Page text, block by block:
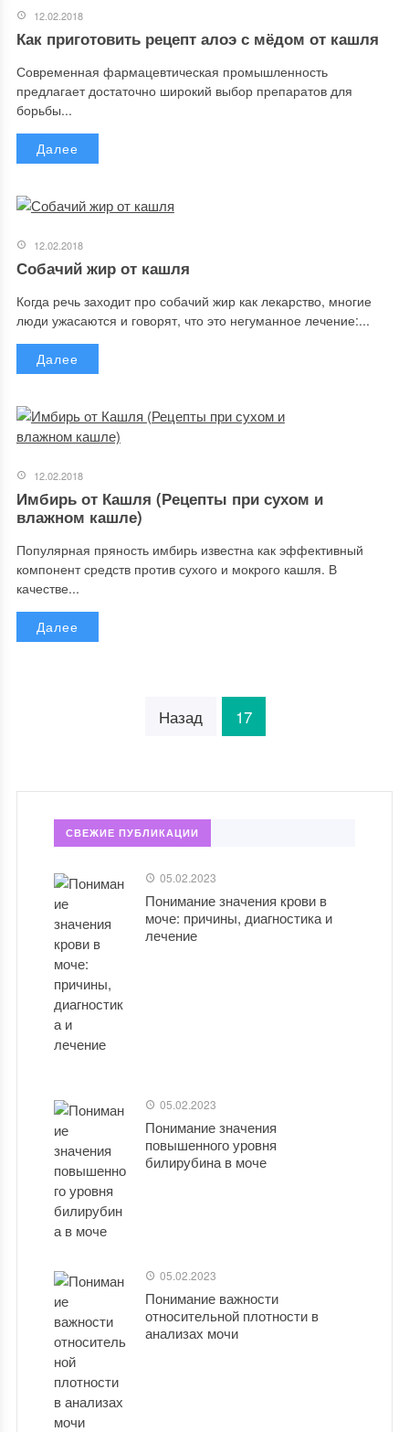
12.02.2018
Как приготовить рецепт алоэ с мёдом от кашля
Современная фармацевтическая промышленность
предлагает достаточно широкий выбор препаратов для
борьбы...
Далее
12.02.2018
Собачий жир от кашля
Когда речь заходит про собачий жир как лекарство, многие
люди ужасаются и говорят, что это негуманное лечение:...
Далее
12.02.2018
Имбирь от Кашля (Рецепты при сухом и
влажном кашле)
Популярная пряность имбирь известна как эффективный
компонент средств против сухого и мокрого кашля. В
качестве...
Далее
Назад 17
СВЕЖИЕ ПУБЛИКАЦИИ
05.02.2023
Понимание значения крови в
моче: причины, диагностика и
лечение
05.02.2023
Понимание значения
повышенного уровня
билирубина в моче
05.02.2023
Понимание важности
относительной плотности в
анализах мочи